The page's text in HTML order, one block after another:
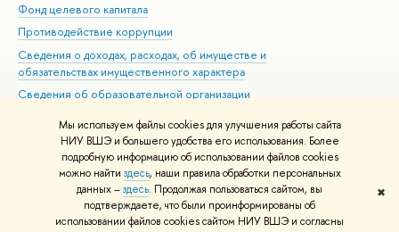
Мы используем файлы cookies для улучшения работы сайта
НИУ ВШЭ и большего удобства его использования. Более
подробную информацию об использовании файлов cookies
можно найти здесь, наши правила обработки персональных
данных –здесь. Продолжая пользоваться сайтом, вы
подтверждаете, что были проинформированы об
использовании файлов cookies сайтом НИУ ВШЭ и согласны
✖
Фонд целевого капитала
Противодействие коррупции
Сведения о доходах, расходах, об имуществе и
обязательствах имущественного характера
Сведения об образовательной организации
Людям с ограниченными возможностями здоровья
Единая платежная страница
Работа в Вышке
© НИУ ВШЭ 1993–2026 Адреса и контакты Условия использования